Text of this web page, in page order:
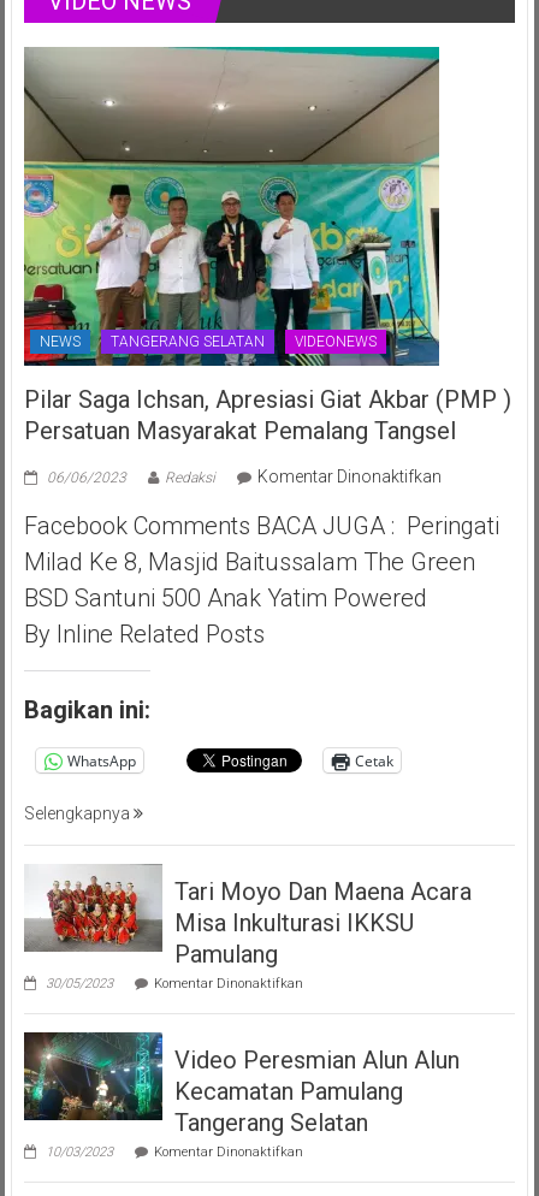
Juli
Tahun
NEWS TANGERANG SELATAN VIDEONEWS
Pilar Saga Ichsan, Apresiasi Giat Akbar (PMP )
Persatuan Masyarakat Pemalang Tangsel
06/06/2023 Redaksi Komentar Dinonaktifkanpada
Saga
Apresiasi
Facebook Comments BACA JUGA : Peringati
Milad Ke 8, Masjid Baitussalam The Green
BSD Santuni 500 Anak Yatim Powered
By Inline Related Posts
Bagikan ini:
WhatsApp Cetak
Selengkapnya
Tari Moyo Dan Maena Acara
Misa Inkulturasi IKKSU
Pamulang
30/05/2023 Komentar Dinonaktifkanpada
Moyo
Maena
Misa
Inkulturasi
IKKSU
Pamulang
Video Peresmian Alun Alun
Kecamatan Pamulang
Tangerang Selatan
10/03/2023 Komentar Dinonaktifkanpada
Peresmian